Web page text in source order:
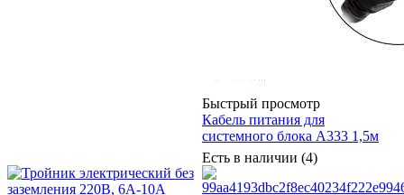
Быстрый просмотр
Кабель питания для
системного блока A333 1,5м
Есть в наличии (4)